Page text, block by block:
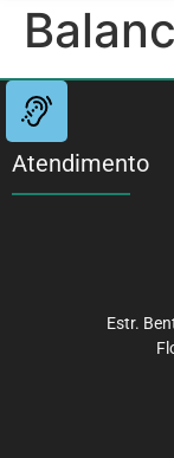
Atendimento
Estr.